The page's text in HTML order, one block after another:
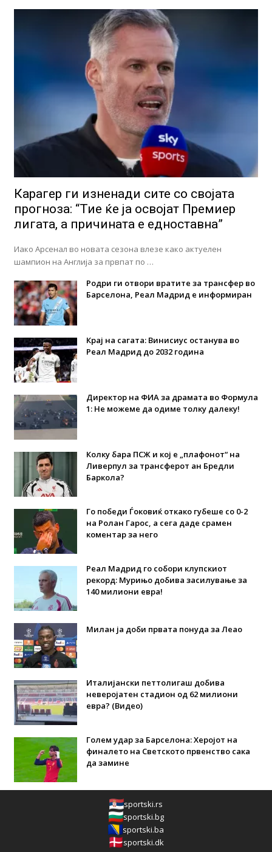
Карагер ги изненади сите со својата
прогноза: “Тие ќе ја освојат Премиер
лигата, а причината е едноставна”
Иако Арсенал во новата сезона влезе како актуелен
шампион на Англија за првпат по …
Родри ги отвори вратите за трансфер во
Барселона, Реал Мадрид е информиран
Крај на сагата: Винисиус останува во
Реал Мадрид до 2032 година
Директор на ФИА за драмата во Формула
1: Не можеме да одиме толку далеку!
Колку бара ПСЖ и кој е „плафонот“ на
Ливерпул за трансферот ан Бредли
Баркола?
Го победи Ѓоковиќ откако губеше со 0-2
на Ролан Гарос, а сега даде срамен
коментар за него
Реал Мадрид го собори клупскиот
рекорд: Мурињо добива засилување за
140 милиони евра!
Милан ја доби првата понуда за Леао
Италијански петтолигаш добива
неверојатен стадион од 62 милиони
евра? (Видео)
Голем удар за Барселона: Херојот на
финалето на Светското првенство сака
да замине
sportski.rs
sportski.bg
sportski.ba
sportski.dk